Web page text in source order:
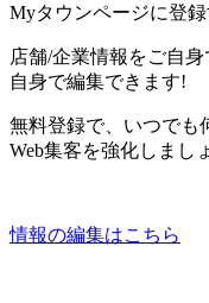
Myタウンページに登録
店舗/企業情報をご自
自身で編集できます!
無料登録で、いつでも
Web集客を強化しまし
情報の編集はこちら